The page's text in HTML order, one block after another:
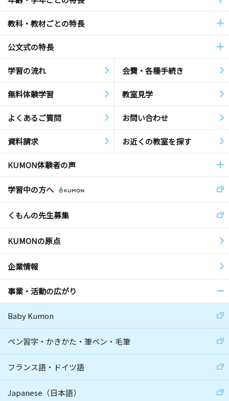
教科・教材ごとの特長
公文式の特長
学習の流れ 会費・各種手続き
無料体験学習 教室見学
よくあるご質問 お問い合わせ
資料請求 お近くの教室を探す
KUMON体験者の声
学習中の方へ
くもんの先生募集
KUMONの原点
企業情報
事業・活動の広がり
Baby Kumon
ペン習字・かきかた・筆ペン・毛筆
フランス語・ドイツ語
Japanese（日本語）